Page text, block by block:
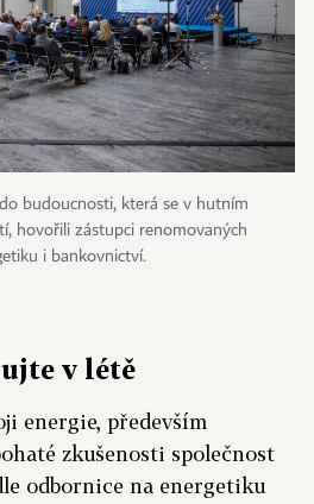
budoucnosti, která se v hutním
hovořili zástupci renomovaných
i bankovnictví.
v létě
energie, především
zkušenosti společnost
odbornice na energetiku